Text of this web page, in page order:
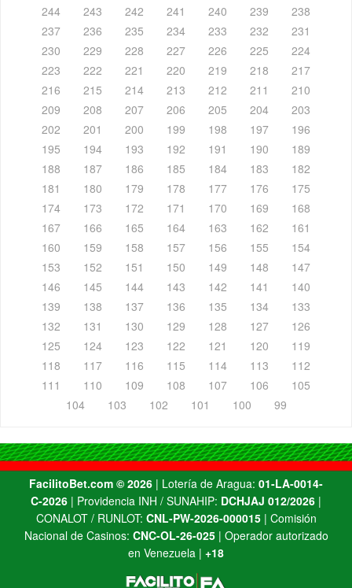
244
243 242 241 240 239
238
237
236 235 234 233 232
231
230
229 228 227 226 225
224
223
222 221 220 219 218
217
216
215 214 213 212 211
210
209
208 207 206 205 204
203
202
201 200 199 198 197
196
195
194 193 192 191 190
189
188
187 186 185 184 183
182
181
180 179 178 177 176
175
174
173 172 171 170 169
168
167
166 165 164 163 162
161
160
159 158 157 156 155
154
153
152 151 150 149 148
147
146
145 144 143 142 141
140
139
138 137 136 135 134
133
132
131 130 129 128 127
126
125
124 123 122 121 120
119
118
117 116 115 114 113
112
111
110 109 108 107 106
105
104
103 102 101 100 99
FacilitoBet.com ©️ 2026 | Lotería de Aragua: 01-LA-0014-
C-2026 | Providencia INH / SUNAHIP: DCHJAJ 012/2026 |
CONALOT / RUNLOT: CNL-PW-2026-000015| Comisión
Nacional de Casinos: CNC-OL-26-025| Operador autorizado
en Venezuela | +18